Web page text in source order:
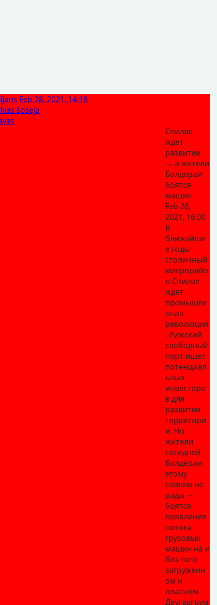
Feb 28, 2021, 14:18
šoseja
Спилве
ждет
развитие
— а жители
Болдераи
боятся
машин
Feb 26,
2021, 16:00
В
ближайши
е годы
столичный
микрорайо
н Спилве
ждёт
промышле
нная
революция
. Рижский
свободный
порт ищет
потенциал
ьных
инвесторо
в для
развития
территори
и. Но
жители
соседней
Болдераи
этому
совсем не
рады —
боятся
появления
потока
грузовых
машин на и
без того
загруженн
ом и
опасном
Даугавгрив